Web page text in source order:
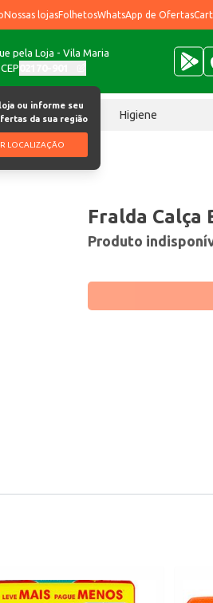
Nossas lojasFolhetosWhatsApp de Ofertas
pela Loja - Vila Maria
ou informe seu
da sua região
LOCALIZAÇÃO
Chocolates Higiene
Fralda Calça
Produto